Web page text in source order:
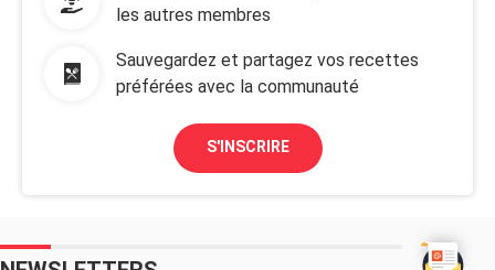
les autres membres
Sauvegardez et partagez vos recettes
préférées avec la communauté
S'INSCRIRE